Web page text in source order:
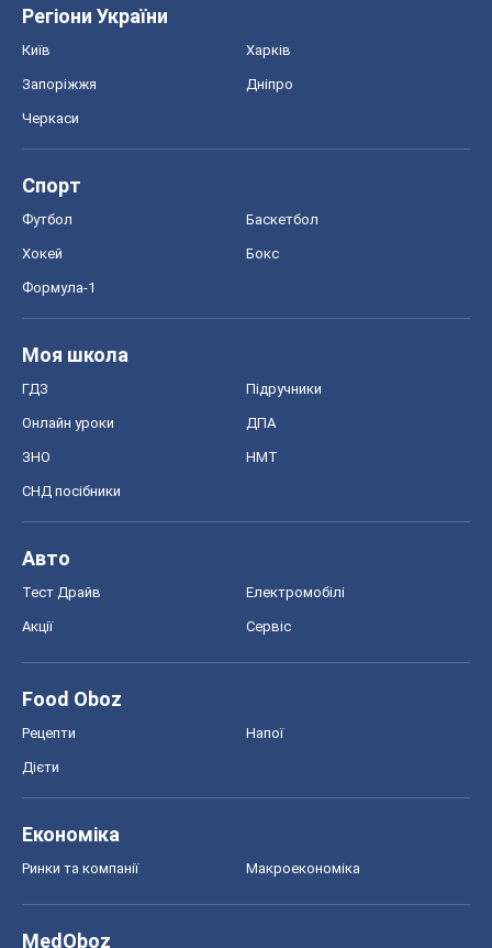
Регіони України
Київ Харків
Запоріжжя Дніпро
Черкаси
Спорт
Футбол Баскетбол
Хокей Бокс
Формула-1
Моя школа
ГДЗ Підручники
Онлайн уроки ДПА
ЗНО НМТ
СНД посібники
Авто
Тест Драйв Електромобілі
Акції Сервіс
Food Oboz
Рецепти Напої
Дієти
Економіка
Ринки та компанії Макроекономіка
MedOboz